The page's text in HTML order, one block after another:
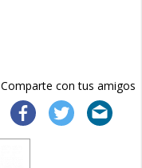
Comparte con tus amigos